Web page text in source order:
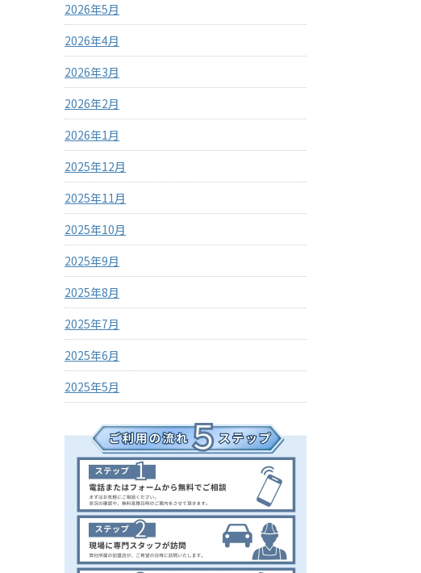
2026年5月
2026年4月
2026年3月
2026年2月
2026年1月
2025年12月
2025年11月
2025年10月
2025年9月
2025年8月
2025年7月
2025年6月
2025年5月